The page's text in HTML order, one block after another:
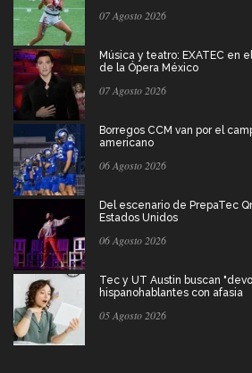
07 Agosto 2026
Música y teatro: EXATEC en
de la Ópera México
07 Agosto 2026
Borregos CCM van por el
americano
06 Agosto 2026
Del escenario de PrepaTec
Estados Unidos
06 Agosto 2026
Tec y UT Austin buscan
hispanohablantes con afasia
05 Agosto 2026